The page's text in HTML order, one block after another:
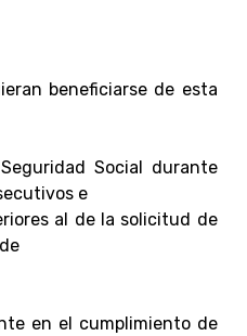
beneficiarse de esta
Social durante
e
al de la solicitud de
en el cumplimiento de